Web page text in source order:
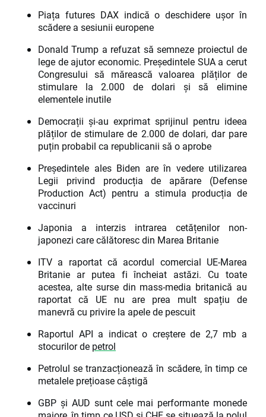
Piața futures DAX indică o deschidere ușor în
scădere a sesiunii europene
Donald Trump a refuzat să semneze proiectul de
lege de ajutor economic. Președintele SUA a cerut
Congresului să mărească valoarea plăților de
stimulare la 2.000 de dolari și să elimine
elementele inutile
Democrații și-au exprimat sprijinul pentru ideea
plăților de stimulare de 2.000 de dolari, dar pare
puțin probabil ca republicanii să o aprobe
Președintele ales Biden are în vedere utilizarea
Legii privind producția de apărare (Defense
Production Act) pentru a stimula producția de
vaccinuri
Japonia a interzis intrarea cetățenilor non-
japonezi care călătoresc din Marea Britanie
ITV a raportat că acordul comercial UE-Marea
Britanie ar putea fi încheiat astăzi. Cu toate
acestea, alte surse din mass-media britanică au
raportat că UE nu are prea mult spațiu de
manevră cu privire la apele de pescuit
Raportul API a indicat o creștere de 2,7 mb a
stocurilor de petrol
Petrolul se tranzacționează în scădere, în timp ce
metalele prețioase câștigă
GBP și AUD sunt cele mai performante monede